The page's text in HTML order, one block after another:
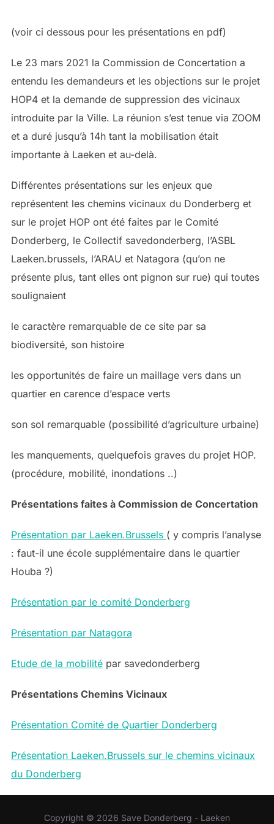
(voir ci dessous pour les présentations en pdf)
Le 23 mars 2021 la Commission de Concertation a
entendu les demandeurs et les objections sur le projet
HOP4 et la demande de suppression des vicinaux
introduite par la Ville. La réunion s’est tenue via ZOOM
et a duré jusqu’à 14h tant la mobilisation était
importante à Laeken et au-delà.
Différentes présentations sur les enjeux que
représentent les chemins vicinaux du Donderberg et
sur le projet HOP ont été faites par le Comité
Donderberg, le Collectif savedonderberg, l’ASBL
Laeken.brussels, l’ARAU et Natagora (qu’on ne
présente plus, tant elles ont pignon sur rue) qui toutes
soulignaient
le caractère remarquable de ce site par sa
biodiversité, son histoire
les opportunités de faire un maillage vers dans un
quartier en carence d’espace verts
son sol remarquable (possibilité d’agriculture urbaine)
les manquements, quelquefois graves du projet HOP.
(procédure, mobilité, inondations ..)
Présentations faites à Commission de Concertation
Présentation par Laeken.Brussels ( y compris l’analyse
: faut-il une école supplémentaire dans le quartier
Houba ?)
Présentation par le comité Donderberg
Présentation par Natagora
Etude de la mobilitépar savedonderberg
Présentations Chemins Vicinaux
Présentation Comité de Quartier Donderberg
Présentation Laeken.Brussels sur le chemins vicinaux
du Donderberg
Copyright © 2026 Save Donderberg - Laeken